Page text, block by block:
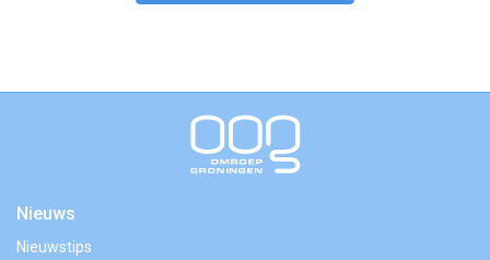
Nieuws
Nieuwstips